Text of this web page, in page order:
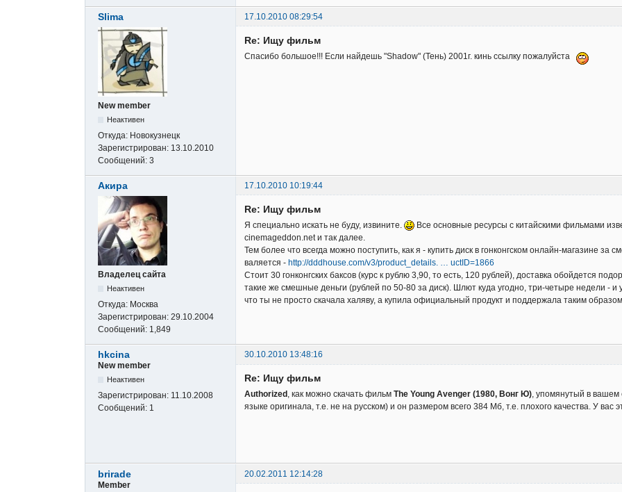
Slima 17.10.2010 08:29:54
New member
Неактивен
Откуда: Новокузнецк
Зарегистрирован: 13.10.2010
Сообщений: 3
Re: Ищу фильм
Спасибо большое!!! Если найдешь "Shadow" (Тень) 2001г. кинь ссылку пожалуйста
Акира 17.10.2010 10:19:44
Владелец сайта
Неактивен
Откуда: Москва
Зарегистрирован: 29.10.2004
Сообщений: 1,849
Re: Ищу фильм
Я специально искать не буду, извините.
Все основные ресурсы с китайскими фильмами
cinemageddon.net и так далее.
Тем более что всегда можно поступить, как я - купить диск в гонконгском онлайн-магазине за
валяется - http://dddhouse.com/v3/product_details. … uctID=1866
Стоит 30 гонконгских баксов (курс к рублю 3,90, то есть, 120 рублей), доставка обойдется
такие же смешные деньги (рублей по 50-80 за диск). Шлют куда угодно, три-четыре недели - и
что ты не просто скачала халяву, а купила официальный продукт и поддержала таким
hkcina
30.10.2010 13:48:16
New member
Неактивен
Зарегистрирован: 11.10.2008
Сообщений: 1
Re: Ищу фильм
Authorized , как можно скачать фильм The Young Avenger (1980, Вонг Ю), упомянутый в вашем
языке оригинала, т.е. не на русском) и он размером всего 384 Мб, т.е. плохого качества. У вас
brirade
20.02.2011 12:14:28
Member